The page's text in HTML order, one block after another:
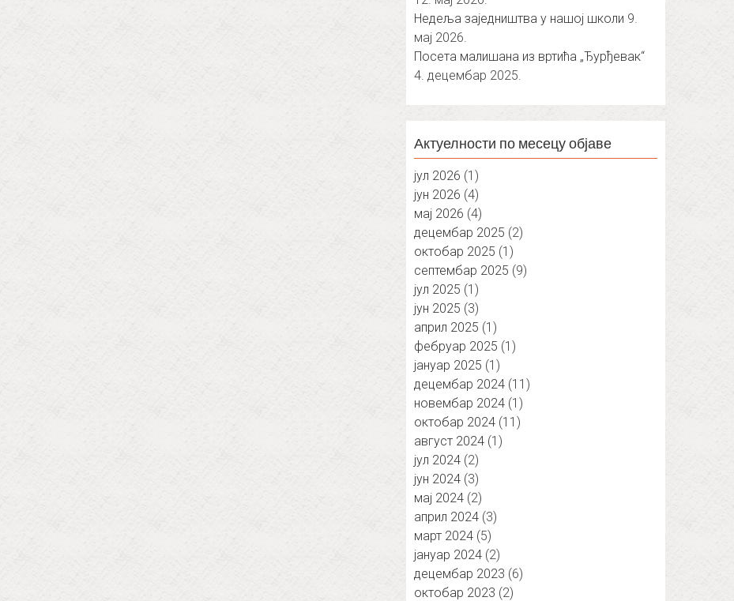
Недеља заједништва у нашој школи 9.
мај 2026.
Посета малишана из вртића „Ђурђевак“
4. децембар 2025.
Актуелности по месецу објаве
јул 2026 (1)
јун 2026 (4)
мај 2026 (4)
децембар 2025 (2)
октобар 2025 (1)
септембар 2025 (9)
јул 2025 (1)
јун 2025 (3)
април 2025 (1)
фебруар 2025 (1)
јануар 2025 (1)
децембар 2024 (11)
новембар 2024 (1)
октобар 2024 (11)
август 2024 (1)
јул 2024 (2)
јун 2024 (3)
мај 2024 (2)
април 2024 (3)
март 2024 (5)
јануар 2024 (2)
децембар 2023 (6)
октобар 2023 (2)